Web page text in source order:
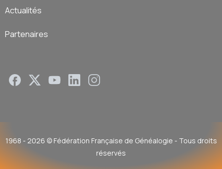
Actualités
Partenaires
1968 - 2026 © Fédération Française de Généalogie - Tous droits
réservés